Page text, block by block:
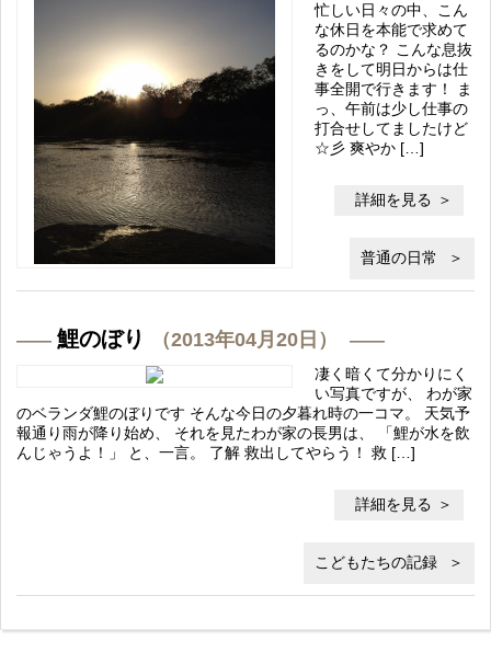
忙しい日々の中、こん
な休日を本能で求めて
るのかな？ こんな息抜
きをして明日からは仕
事全開で行きます！ ま
っ、午前は少し仕事の
打合せしてましたけど
☆彡 爽やか […]
詳細を見る
普通の日常
鯉のぼり （2013年04月20日）
凄く暗くて分かりにく
い写真ですが、 わが家
のベランダ鯉のぼりです そんな今日の夕暮れ時の一コマ。 天気予
報通り雨が降り始め、 それを見たわが家の長男は、 「鯉が水を飲
んじゃうよ！」 と、一言。 了解 救出してやらう！ 救 […]
詳細を見る
こどもたちの記録